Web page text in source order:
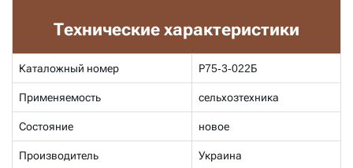
Технические характеристики
Каталожный номер Р75-3-022Б
Применяемость сельхозтехника
Состояние новое
Производитель Украина